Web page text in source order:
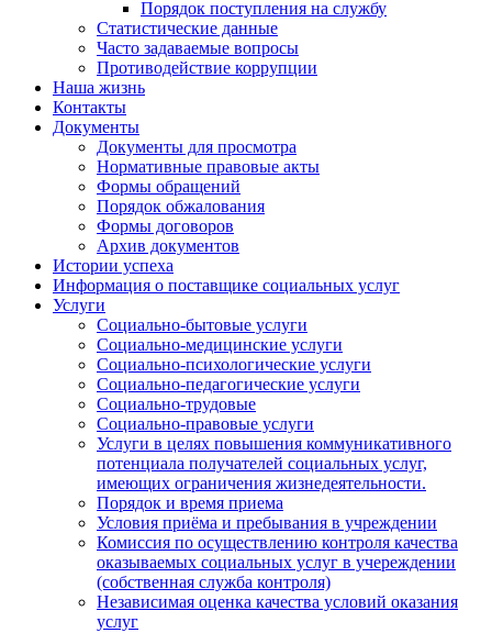
Порядок поступления на службу
Статистические данные
Часто задаваемые вопросы
Противодействие коррупции
Наша жизнь
Контакты
Документы
Документы для просмотра
Нормативные правовые акты
Формы обращений
Порядок обжалования
Формы договоров
Архив документов
Истории успеха
Информация о поставщике социальных услуг
Услуги
Социально-бытовые услуги
Социально-медицинские услуги
Социально-психологические услуги
Социально-педагогические услуги
Социально-трудовые
Социально-правовые услуги
Услуги в целях повышения коммуникативного
потенциала получателей социальных услуг,
имеющих ограничения жизнедеятельности.
Порядок и время приема
Условия приёма и пребывания в учреждении
Комиссия по осуществлению контроля качества
оказываемых социальных услуг в учереждении
(собственная служба контроля)
Независимая оценка качества условий оказания
услуг